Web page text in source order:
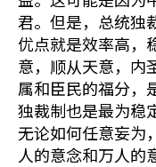
君。但是，总统独
优点就是效率高，
意，顺从天意，内
属和臣民的福分，
独裁制也是最为稳
无论如何任意妄为
人的意念和万人的